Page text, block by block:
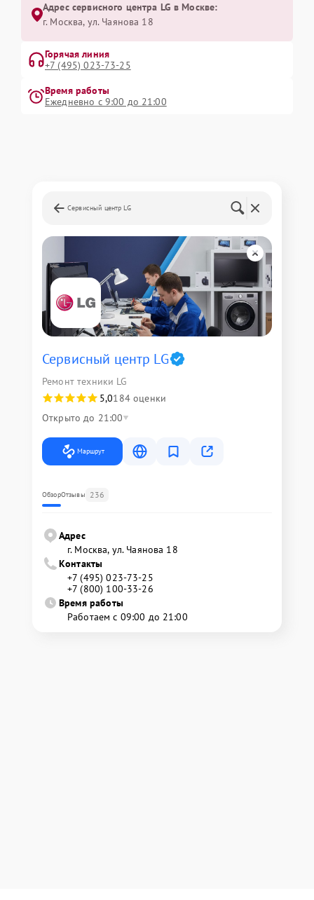
Адрес сервисного центра LG в Москве:
г. Москва, ул. Чаянова 18
Горячая линия
+7 (495) 023-73-25
Время работы
Ежедневно с 9:00 до 21:00
Сервисный центр LG
Сервисный центр LG
Ремонт техники LG
5,0184 оценки
Открыто до 21:00
Маршрут
ОбзорОтзывы 236
Адрес
г. Москва, ул. Чаянова 18
Контакты
+7 (495) 023-73-25
+7 (800) 100-33-26
Время работы
Работаем с 09:00 до 21:00